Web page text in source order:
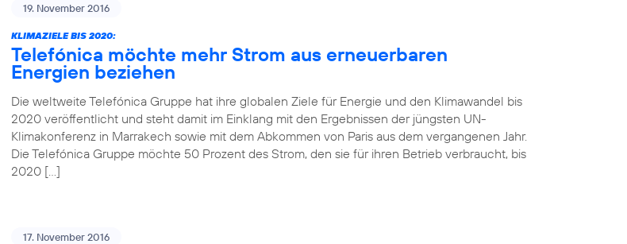
19. November 2016
KLIMAZIELE BIS 2020:
Telefónica möchte mehr Strom aus erneuerbaren
Energien beziehen
Die weltweite Telefónica Gruppe hat ihre globalen Ziele für Energie und den Klimawandel bis
2020 veröffentlicht und steht damit im Einklang mit den Ergebnissen der jüngsten UN-
Klimakonferenz in Marrakech sowie mit dem Abkommen von Paris aus dem vergangenen Jahr.
Die Telefónica Gruppe möchte 50 Prozent des Strom, den sie für ihren Betrieb verbraucht, bis
2020 […]
17. November 2016